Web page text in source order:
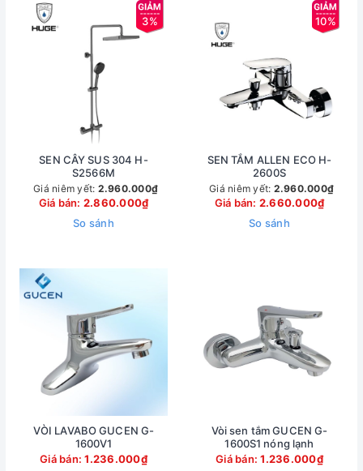
3%
SEN CÂY SUS 304 H-
S2566M
Giá niêm yết: 2.960.000₫
Giá bán: 2.860.000₫
So sánh
10%
SEN TẮM ALLEN ECO H-
2600S
Giá niêm yết: 2.960.000₫
Giá bán: 2.660.000₫
So sánh
VÒI LAVABO GUCEN G-
1600V1
Giá bán:1.236.000₫
Vòi sen tắm GUCEN G-
1600S1 nóng lạnh
Giá bán:1.236.000₫